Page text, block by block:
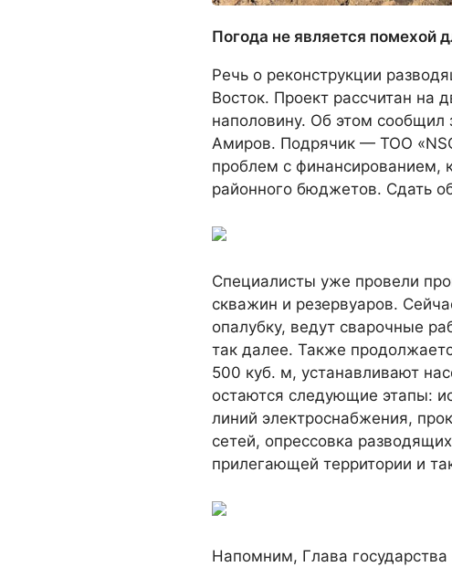
Погода не является помехой
Речь о реконструкции
Восток. Проект рассчитан на
наполовину. Об этом сообщил
Амиров. Подрячик — ТОО
проблем с финансированием,
районного бюджетов. Сдать
Специалисты уже провели
скважин и резервуаров.
опалубку, ведут сварочные
так далее. Также
500 куб. м, устанавливают
остаются следующие этапы:
линий электроснабжения,
сетей, опрессовка
прилегающей территории и
Напомним, Глава государства